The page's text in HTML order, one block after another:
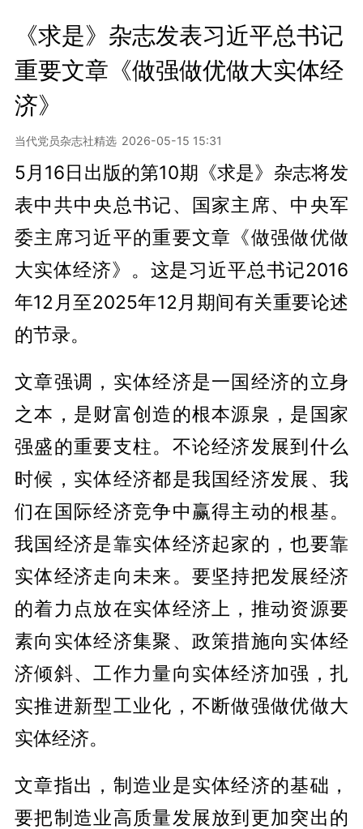
《求是》杂志发表习近平总书记
重要文章《做强做优做大实体经
济》
当代党员杂志社精选 2026-05-15 15:31
5月16日出版的第10期《求是》杂志将发
表中共中央总书记、国家主席、中央军
委主席习近平的重要文章《做强做优做
大实体经济》。这是习近平总书记2016
年12月至2025年12月期间有关重要论述
的节录。
文章强调，实体经济是一国经济的立身
之本，是财富创造的根本源泉，是国家
强盛的重要支柱。不论经济发展到什么
时候，实体经济都是我国经济发展、我
们在国际经济竞争中赢得主动的根基。
我国经济是靠实体经济起家的，也要靠
实体经济走向未来。要坚持把发展经济
的着力点放在实体经济上，推动资源要
素向实体经济集聚、政策措施向实体经
济倾斜、工作力量向实体经济加强，扎
实推进新型工业化，不断做强做优做大
实体经济。
文章指出，制造业是实体经济的基础，
要把制造业高质量发展放到更加突出的